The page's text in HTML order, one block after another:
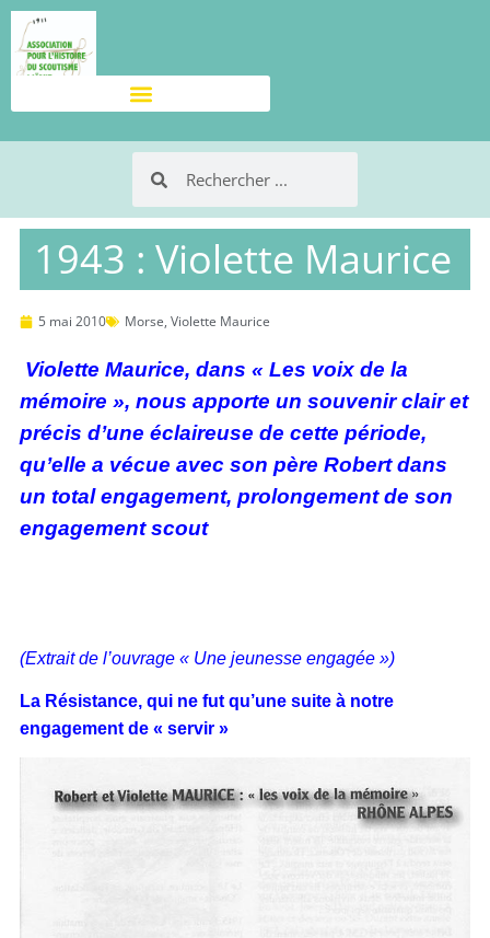
1943 : Violette Maurice
5 mai 2010 Morse, Violette Maurice
Violette Maurice, dans « Les voix de la
mémoire », nous apporte un souvenir clair et
précis d’une éclaireuse de cette période,
qu’elle a vécue avec son père Robert dans
un total engagement, prolongement de son
engagement scout
(Extrait de l’ouvrage « Une jeunesse engagée »)
La Résistance, qui ne fut qu’une suite à notre
engagement de « servir »